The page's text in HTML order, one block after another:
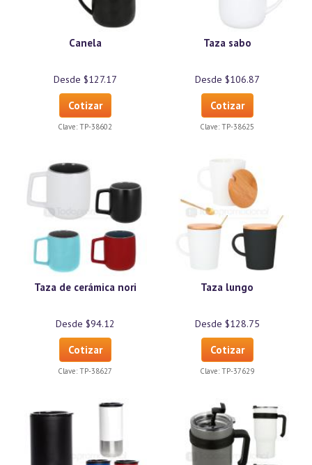
Canela
Desde $127.17
Cotizar
Clave: TP-38602
Taza sabo
Desde $106.87
Cotizar
Clave: TP-38625
Taza de cerámica nori
Desde $94.12
Cotizar
Clave: TP-38627
Taza lungo
Desde $128.75
Cotizar
Clave: TP-37629